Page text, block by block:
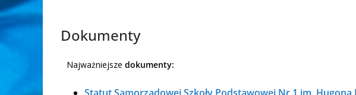
Dokumenty
Najważniejsze dokumenty: